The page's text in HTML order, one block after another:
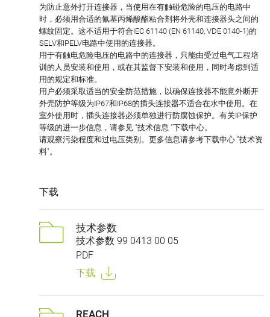
为防止意外打开连接器，当使用在有触碰危险的电压的电路中
时，必须用合适的氰基丙烯酸酯粘合剂将外壳和连接器头之间的
螺纹固定。这不适用于符合IEC 61140 (EN 61140, VDE 0140-1)的
SELV和PELV电路中使用的连接器。
用于有触电危险电压的电路中的连接器，只能由受过电气工程培
训的人员安装和使用，或在其监督下安装和使用，同时考虑到适
用的规定和标准。
用户必须采取适当的安全防范措施，以确保连接器不能意外断开
外壳防护等级为IP67和IP68的插头连接器不适合在水中使用。在
室外使用时，插头连接器必须单独进行防腐蚀保护。有关IP保护
等级的进一步信息，请参见 "技术信息 "下载中心。
请观察污染程度和过电压类别。更多信息请参考下载中心 "技术资
料"。
下载
技术参数
技术参数 99 0413 00 05
PDF
下载
REACH